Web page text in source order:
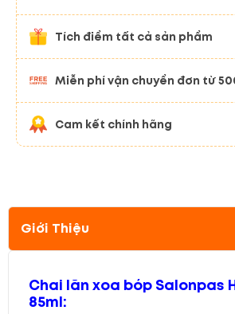
Tích điểm tất cả sản phẩm
Miễn phí vận chuyển đơn từ
Cam kết chính hãng
Giới Thiệu
Chai lăn xoa bóp Salonpas
85ml: